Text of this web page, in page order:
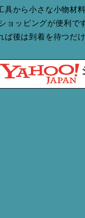
具から小さな小物材
ョッピングが便利で
ば後は到着を待つだ